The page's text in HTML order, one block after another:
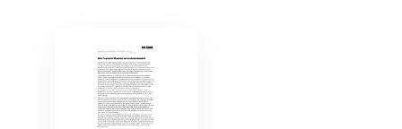
(Link öffnet ein neues Fenster)